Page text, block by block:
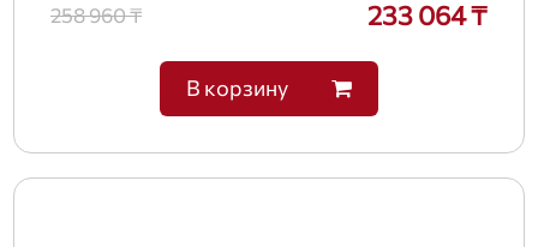
258 960 ₸ 233 064 ₸
В корзину